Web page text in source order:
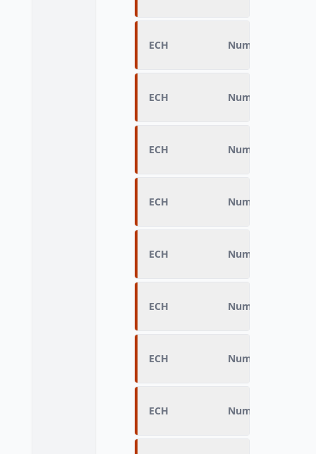
ECH Numéro
ECH Numéro
ECH Numéro
ECH Numéro
ECH Numéro
ECH Numéro
ECH Numéro
ECH Numéro